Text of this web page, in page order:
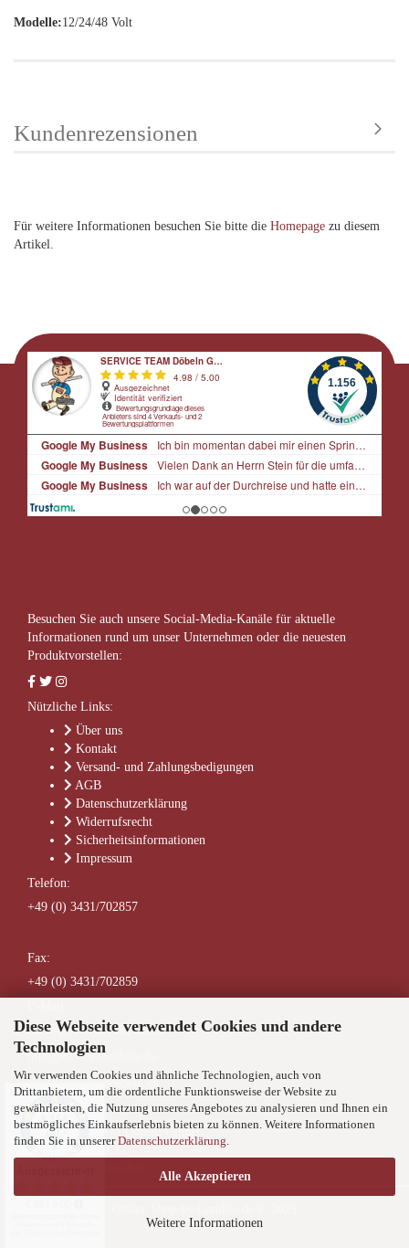
Diese Webseite verwendet Cookies und andere
Technologien
Wir verwenden Cookies und ähnliche Technologien, auch von
Drittanbietern, um die ordentliche Funktionsweise der Website zu
gewährleisten, die Nutzung unseres Angebotes zu analysieren und Ihnen ein
bestmögliches Einkaufserlebnis bieten zu können. Weitere Informationen
finden Sie in unsererDatenschutzerklärung.
Alle Akzeptieren
Weitere Informationen
Modelle:12/24/48 Volt
Kundenrezensionen
Für weitere Informationen besuchen Sie bitte die Homepage zu diesem
Artikel.
Besuchen Sie auch unsere Social-Media-Kanäle für aktuelle
Informationen rund um unser Unternehmen oder die neuesten
Produktvorstellen:
Nützliche Links:
Über uns
Kontakt
Versand- und Zahlungsbedigungen
AGB
Datenschutzerklärung
Widerrufsrecht
Sicherheitsinformationen
Impressum
Telefon:
+49 (0) 3431/702857
Fax:
+49 (0) 3431/702859
buero@service-doebeln.de
info@service-doebeln.de
shop@service-doebeln.de
Anschrift:
SERVICE TEAM Döbeln GmbH
✕